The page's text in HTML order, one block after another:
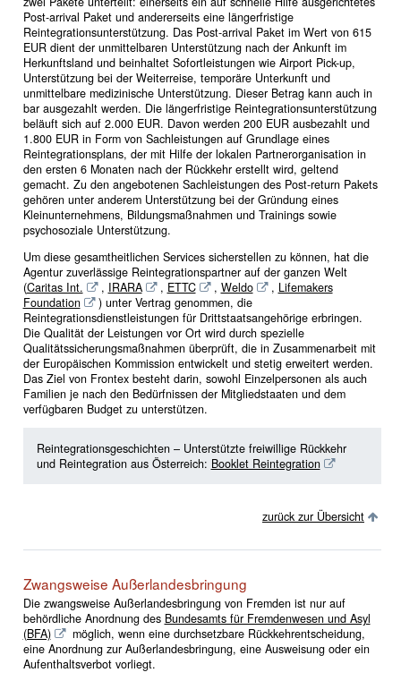
Post-arrival Paket und andererseits eine längerfristige
Reintegrationsunterstützung. Das Post-arrival Paket im Wert von 615
EUR dient der unmittelbaren Unterstützung nach der Ankunft im
Herkunftsland und beinhaltet Sofortleistungen wie Airport Pick-up,
Unterstützung bei der Weiterreise, temporäre Unterkunft und
unmittelbare medizinische Unterstützung. Dieser Betrag kann auch in
bar ausgezahlt werden. Die längerfristige Reintegrationsunterstützung
beläuft sich auf 2.000 EUR. Davon werden 200 EUR ausbezahlt und
1.800 EUR in Form von Sachleistungen auf Grundlage eines
Reintegrationsplans, der mit Hilfe der lokalen Partnerorganisation in
den ersten 6 Monaten nach der Rückkehr erstellt wird, geltend
gemacht. Zu den angebotenen Sachleistungen des Post-return Pakets
gehören unter anderem Unterstützung bei der Gründung eines
Kleinunternehmens, Bildungsmaßnahmen und Trainings sowie
psychosoziale Unterstützung.
Um diese gesamtheitlichen Services sicherstellen zu können, hat die
Agentur zuverlässige Reintegrationspartner auf der ganzen Welt
(Caritas Int. , IRARA , ETTC , Weldo , Lifemakers
Foundation
) unter Vertrag genommen, die
Reintegrationsdienstleistungen für Drittstaatsangehörige erbringen.
Die Qualität der Leistungen vor Ort wird durch spezielle
Qualitätssicherungsmaßnahmen überprüft, die in Zusammenarbeit mit
der Europäischen Kommission entwickelt und stetig erweitert werden.
Das Ziel von Frontex besteht darin, sowohl Einzelpersonen als auch
Familien je nach den Bedürfnissen der Mitgliedstaaten und dem
verfügbaren Budget zu unterstützen.
Reintegrationsgeschichten – Unterstützte freiwillige Rückkehr
und Reintegration aus Österreich: Booklet Reintegration
zurück zur Übersicht
Zwangsweise Außerlandesbringung
Die zwangsweise Außerlandesbringung von Fremden ist nur auf
behördliche Anordnung des Bundesamts für Fremdenwesen und Asyl
(BFA)
möglich, wenn eine durchsetzbare Rückkehrentscheidung,
eine Anordnung zur Außerlandesbringung, eine Ausweisung oder ein
Aufenthaltsverbot vorliegt.